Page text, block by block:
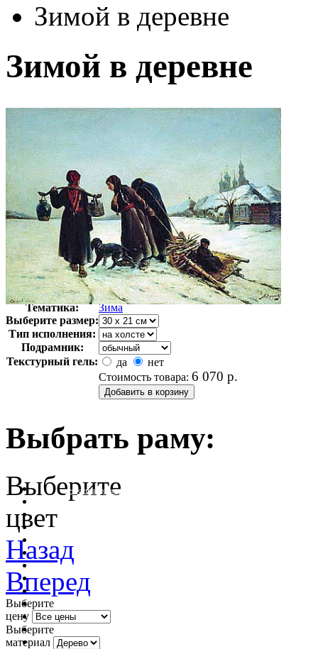
Зимой в деревне
Зимой в деревне
Автор:
Корзухин Алексей Иванович
Арт-стиль
Русская живопись XIX века
Тематика:
Зима
Выберите размер:
Тип исполнения:
Подрамник:
Текстурный гель:
да
нет
Стоимость товара: 6 070 р.
Выбрать раму:
очистить фильтр цвета
Выберите
цвет
Назад
Вперед
Выберите
цену
Выберите
материал